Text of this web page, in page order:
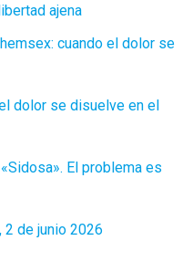
ajena
cuando el dolor se
dolor se disuelve en el
El problema es
2 de junio 2026